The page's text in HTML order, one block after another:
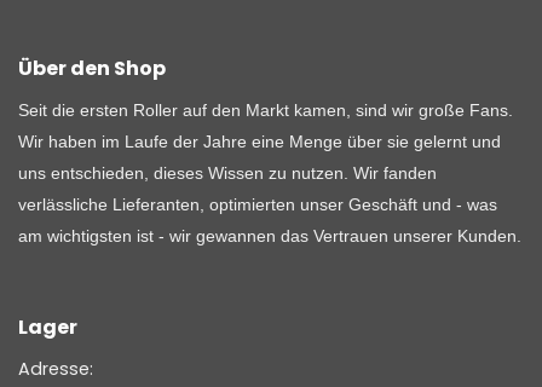
Über den Shop
Seit die ersten Roller auf den Markt kamen, sind wir große Fans.
Wir haben im Laufe der Jahre eine Menge über sie gelernt und
uns entschieden, dieses Wissen zu nutzen. Wir fanden
verlässliche Lieferanten, optimierten unser Geschäft und - was
am wichtigsten ist - wir gewannen das Vertrauen unserer Kunden.
Lager
Adresse: